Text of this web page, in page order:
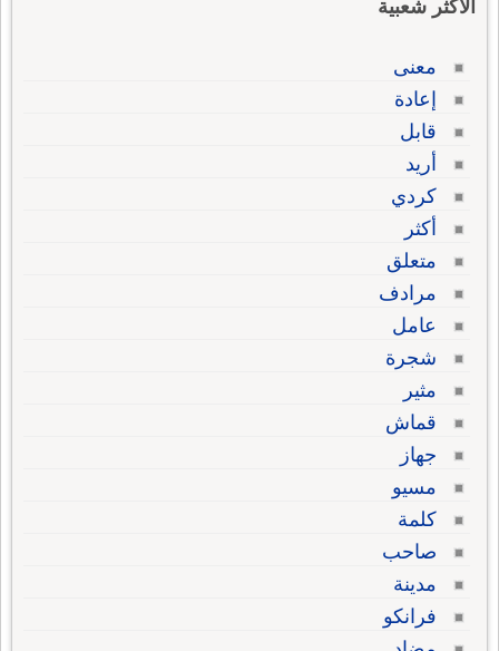
الاكثر شعبية
معنى
إعادة
قابل
أريد
كردي
أكثر
متعلق
مرادف
عامل
شجرة
مثير
قماش
جهاز
مسيو
كلمة
صاحب
مدينة
فرانكو